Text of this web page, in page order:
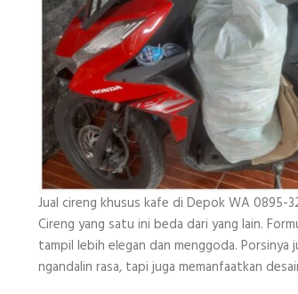
Jual cireng khusus kafe di Depok WA 0895-
Cireng yang satu ini beda dari yang lain.
tampil lebih elegan dan menggoda. Porsinya
ngandalin rasa, tapi juga memanfaatkan